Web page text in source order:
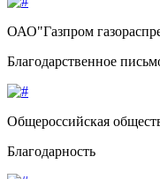
ОАО"Газпром
Благодарственное
Общероссийская
Благодарность